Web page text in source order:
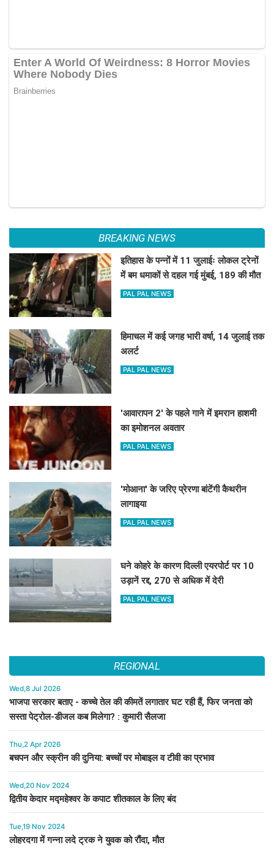
BREAKING NEWS
इतिहास के पन्नों में 11 जुलाईः लोकल ट्रेनों
में बम धमाकों से दहल गई मुंबई, 189 की मौत
PAL PAL NEWS
हिमाचल में कई जगह भारी वर्षा, 14 जुलाई तक
अलर्ट
PAL PAL NEWS
'आवारापन 2' के पहले गाने में इमरान हाशमी
का इमोशनल अवतार
PAL PAL NEWS
'मोआना' के जरिए प्रेरणा बांटेंगी कैथरीन
लागाइया
PAL PAL NEWS
घने कोहरे के कारण दिल्ली एयरपोर्ट पर 10
उड़ानें रद्द, 270 से अधिक में देरी
PAL PAL NEWS
REGIONAL
Wed,8 Jul 2026
भाजपा सरकार बताए - कच्चे तेल की कीमतें लगातार घट रही हैं, फिर जनता को
सस्ता पेट्रोल-डीजल कब मिलेगा? : कुमारी सैलजा
Thu,2 Apr 2026
बचपन और स्क्रीन की दुनिया: बच्चों पर मोबाइल व टीवी का प्रभाव
Wed,20 Nov 2024
द्वितीय केदार मद्महेश्वर के कपाट शीतकाल के लिए बंद
Tue,19 Nov 2024
लोहरदगा में गन्ना लदे ट्रक ने युवक को रौंदा, मौत